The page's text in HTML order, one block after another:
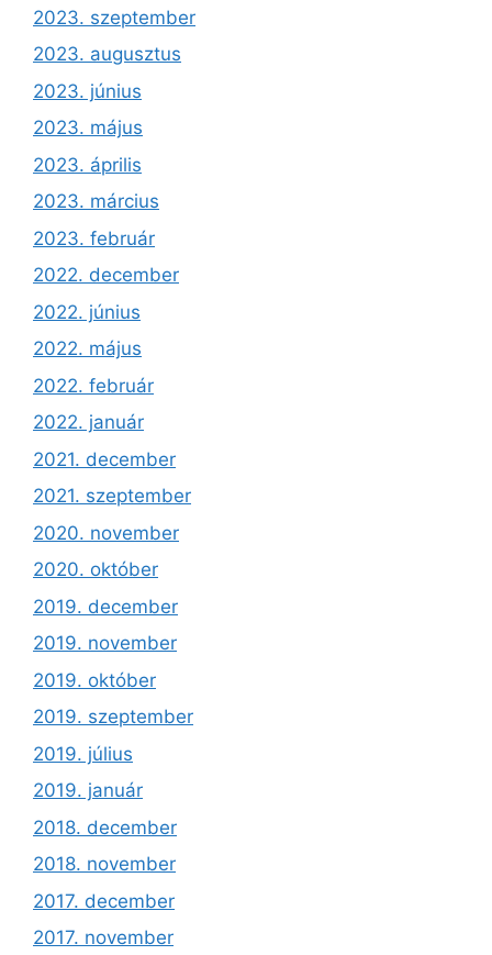
2023. szeptember
2023. augusztus
2023. június
2023. május
2023. április
2023. március
2023. február
2022. december
2022. június
2022. május
2022. február
2022. január
2021. december
2021. szeptember
2020. november
2020. október
2019. december
2019. november
2019. október
2019. szeptember
2019. július
2019. január
2018. december
2018. november
2017. december
2017. november